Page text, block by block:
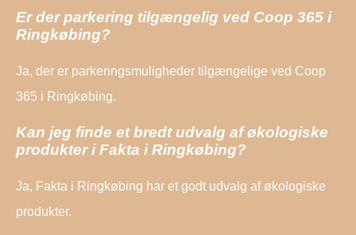
Er der parkering tilgængelig ved Coop 365 i
Ringkøbing?
Ja, der er parkeringsmuligheder tilgængelige ved Coop
365 i Ringkøbing.
Kan jeg finde et bredt udvalg af økologiske
produkter i Fakta i Ringkøbing?
Ja, Fakta i Ringkøbing har et godt udvalg af økologiske
produkter.